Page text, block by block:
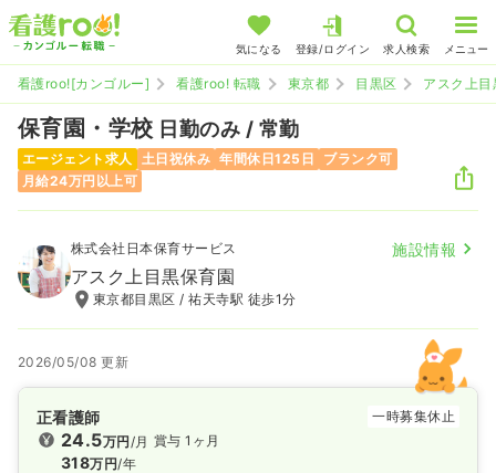
気になる 登録/ログイン 求人検索 メニュー
看護roo![カンゴルー] 看護roo! 転職 東京都 目黒区 アスク上
保育園・学校 日勤のみ / 常勤
エージェント求人 土日祝休み 年間休日125日
ブランク可
月給24万円以上可
株式会社日本保育サービス 施設情報
アスク上目黒保育園
東京都目黒区 / 祐天寺駅 徒歩1分
2026/05/08 更新
正看護師 一時募集休止
24.5万円/月
318万円/年
賞与 1ヶ月